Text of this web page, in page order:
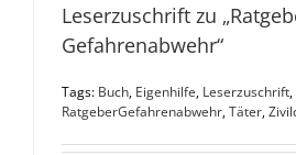
Leserzuschrift zu
Gefahrenabwehr“
Tags: Buch, Eigenhilfe, Leserzuschrift,
RatgeberGefahrenabwehr,Täter,